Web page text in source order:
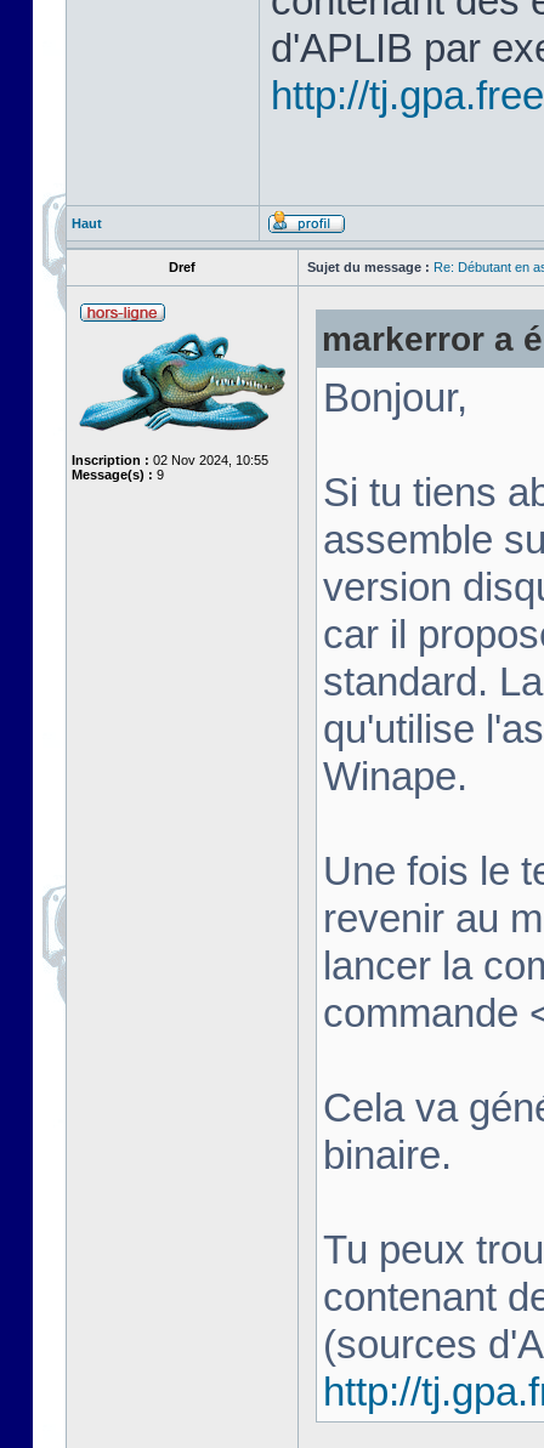
d'APLIB par
http://
Haut
Dref Sujet du message : Re: Débutant en
Inscription : 02 Nov 2024, 10:55
Message(s) : 9
markerror a
Bonjour,
Si tu tiens
assemble
version
car il
standard.
qu'utilise
Winape.
Une fois le
revenir au
lancer la
commande
Cela va
binaire.
Tu peux
contenant
(sources
http://